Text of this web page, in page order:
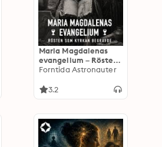
Maria Magdalenas
evangelium – Rösten
som kyrkan begravde
Forntida Astronauter
3.2